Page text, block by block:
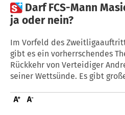
 Darf FCS-Mann
ja oder nein?
Im Vorfeld des
gibt es ein vorherrschendes
Rückkehr von Verteidiger
seiner Wettsünde. Es gibt